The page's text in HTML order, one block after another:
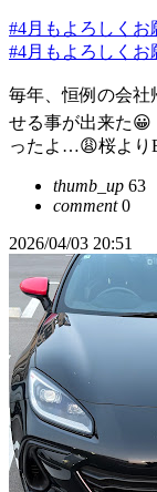
#4月もよろしくお
#4月もよろしくお
毎年、恒例の会社
せる事が出来た😀
ったよ…😩桜より
thumb_up 63
comment0
2026/04/03 20:51